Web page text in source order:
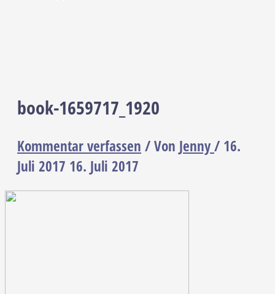
book-1659717_1920
Kommentar verfassen / Von Jenny/ 16.
Juli 2017 16. Juli 2017